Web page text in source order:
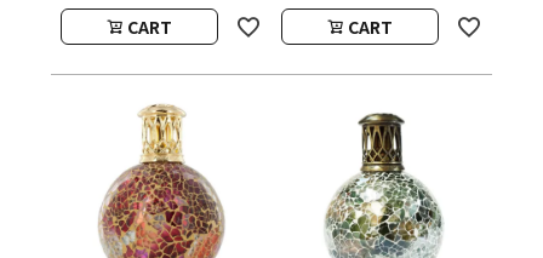
CART CART